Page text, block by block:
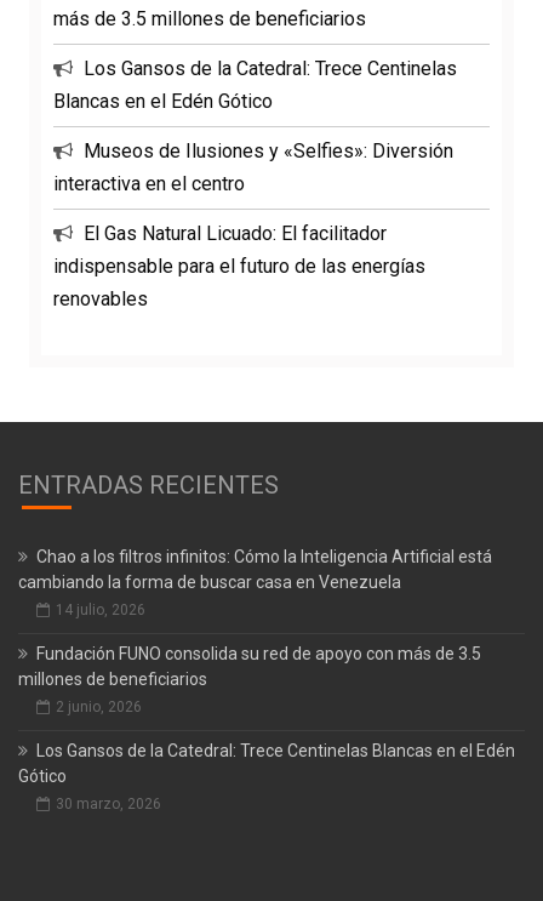
más de 3.5 millones de beneficiarios
Los Gansos de la Catedral: Trece Centinelas
Blancas en el Edén Gótico
Museos de Ilusiones y «Selfies»: Diversión
interactiva en el centro
El Gas Natural Licuado: El facilitador
indispensable para el futuro de las energías
renovables
ENTRADAS RECIENTES
Chao a los filtros infinitos: Cómo la Inteligencia Artificial está
cambiando la forma de buscar casa en Venezuela
14 julio, 2026
Fundación FUNO consolida su red de apoyo con más de 3.5
millones de beneficiarios
2 junio, 2026
Los Gansos de la Catedral: Trece Centinelas Blancas en el Edén
Gótico
30 marzo, 2026